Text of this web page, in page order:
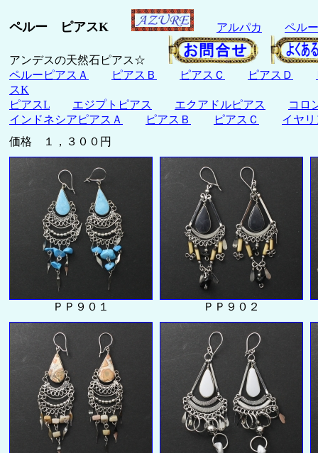
ペルー ピアスK アルパカ ペル
アンデスの天然石ピアス☆
ペルーピアスＡ
ピアスＢ ピアスＣ ピアスＤ
スK
ピアスL
エジプトピアス エクアドルピアス
コロ
インドネシアピアスＡ
ピアスＢ ピアスＣ
イヤ
価格 １，３００円
ＰＰ９０１ ＰＰ９０２